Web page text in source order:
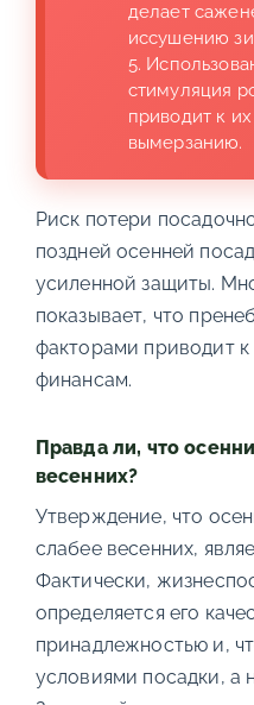
делает
иссушению
5.
стимуляция
приводит к
вымерзанию.
Риск потери
поздней осенней
усиленной защиты.
показывает, что
факторами приводит
финансам.
Правда ли, что
весенних?
Утверждение, что
слабее весенних,
Фактически,
определяется его
принадлежностью и,
условиями посадки, а